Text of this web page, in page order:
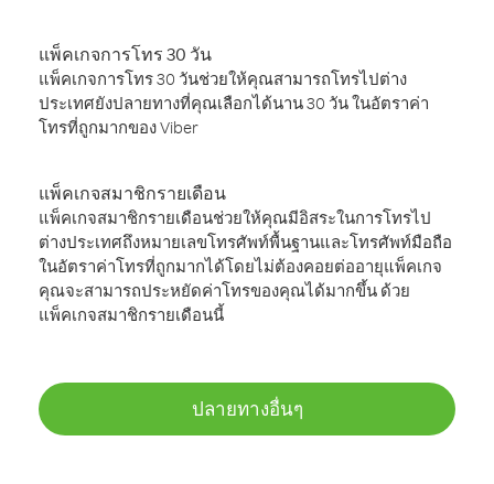
แพ็คเกจการโทร 30 วัน
แพ็คเกจการโทร 30 วันช่วยให้คุณสามารถโทรไปต่าง
ประเทศยังปลายทางที่คุณเลือกได้นาน 30 วัน ในอัตราค่า
โทรที่ถูกมากของ Viber
แพ็คเกจสมาชิกรายเดือน
แพ็คเกจสมาชิกรายเดือนช่วยให้คุณมีอิสระในการโทรไป
ต่างประเทศถึงหมายเลขโทรศัพท์พื้นฐานและโทรศัพท์มือถือ
ในอัตราค่าโทรที่ถูกมากได้โดยไม่ต้องคอยต่ออายุแพ็คเกจ
คุณจะสามารถประหยัดค่าโทรของคุณได้มากขึ้น ด้วย
แพ็คเกจสมาชิกรายเดือนนี้
ปลายทางอื่นๆ